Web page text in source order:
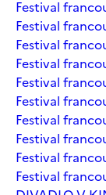
Festival
Festival
Festival
Festival
Festival
Festival
Festival
Festival
Festival
Festival